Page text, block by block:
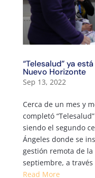
“Telesalud” ya
Nuevo Horizonte
Sep 13, 2022
Cerca de un mes y
completó
siendo el segundo
Ángeles donde se
gestión remota de
septiembre, a través
Read More